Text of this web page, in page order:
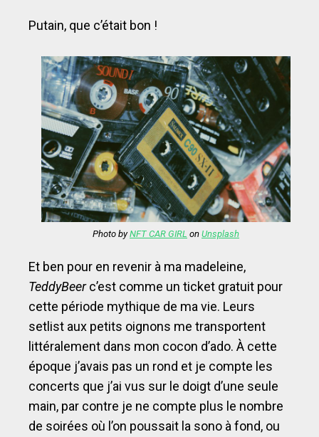
Putain, que c’était bon !
Photo byNFT CAR GIRL on Unsplash
Et ben pour en revenir à ma madeleine,
TeddyBeerc’est comme un ticket gratuit pour
cette période mythique de ma vie. Leurs
setlist aux petits oignons me transportent
littéralement dans mon cocon d’ado. À cette
époque j’avais pas un rond et je compte les
concerts que j’ai vus sur le doigt d’une seule
main, par contre je ne compte plus le nombre
de soirées où l’on poussait la sono à fond, ou